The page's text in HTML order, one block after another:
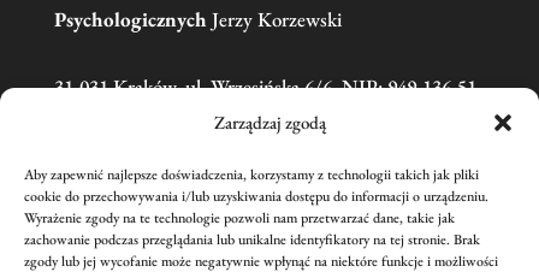
Zarządzaj zgodą
Aby zapewnić najlepsze doświadczenia, korzystamy z technologii takich jak pliki
cookie do przechowywania i/lub uzyskiwania dostępu do informacji o urządzeniu.
Wyrażenie zgody na te technologie pozwoli nam przetwarzać dane, takie jak
zachowanie podczas przeglądania lub unikalne identyfikatory na tej stronie. Brak
zgody lub jej wycofanie może negatywnie wpłynąć na niektóre funkcje i możliwości
Psychologicznych Jerzy Korzewski
31-031 Kraków, ul. Wrzesińska 6/6, NIP: 949-136-51-
Telefon:606 681 595(w sprawie zgłoszeń na
szkolenia prosimy o kontakt mailowy)
Email:academiapsyche@wp.pl